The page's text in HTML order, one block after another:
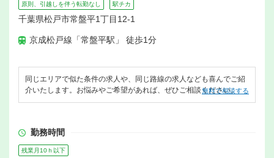
原則、引越しを伴う転勤なし 駅チカ
千葉県松戸市常盤平1丁目12-1
京成松戸線「常盤平駅」 徒歩1分
同じエリアで似た条件の求人や、同じ路線の求人なども喜んでご紹
介いたします。お悩みやご希望があれば、ぜひご相談ください。
無料で相談する
勤務時間
残業月10ｈ以下